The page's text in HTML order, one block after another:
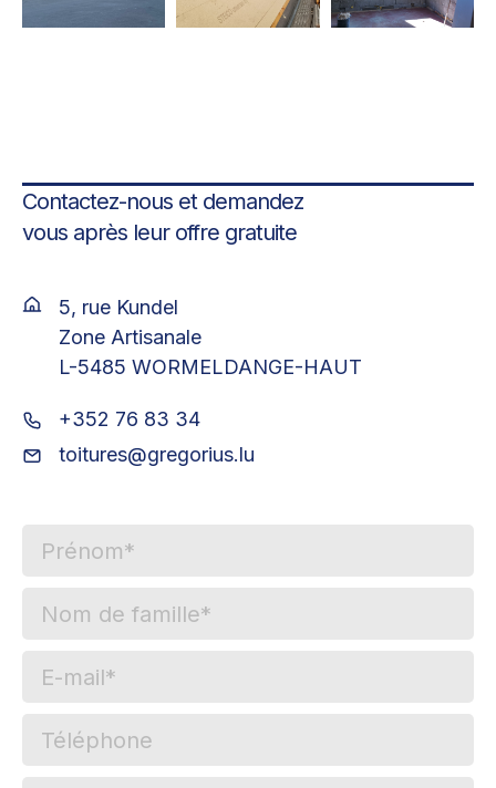
Contactez-nous et demandez
vous après leur offre gratuite
5, rue Kundel
Zone Artisanale
L-5485 WORMELDANGE-HAUT
+352 76 83 34
toitures@gregorius.lu